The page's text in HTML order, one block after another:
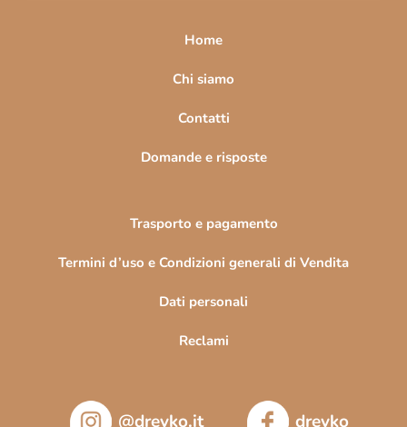
Home
Chi siamo
Contatti
Domande e risposte
Trasporto e pagamento
Termini d’uso e Condizioni generali di Vendita
Dati personali
Reclami
@drevko.it drevko